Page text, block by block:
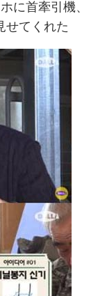
に首牽引機、
せてくれた